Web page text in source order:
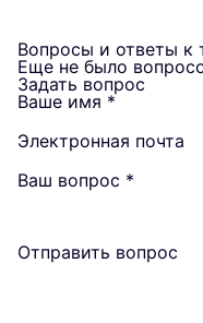
Вопросы и ответы к
Еще не было
Задать вопрос
Ваше имя *
Электронная почта
Ваш вопрос *
Отправить вопрос